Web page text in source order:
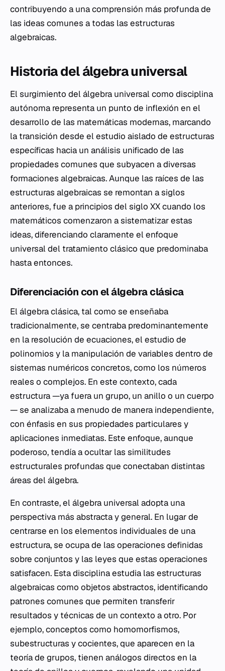
contribuyendo a una comprensión más profunda de
las ideas comunes a todas las estructuras
algebraicas.
Historia del álgebra universal
El surgimiento del álgebra universal como disciplina
autónoma representa un punto de inflexión en el
desarrollo de las matemáticas modernas, marcando
la transición desde el estudio aislado de estructuras
específicas hacia un análisis unificado de las
propiedades comunes que subyacen a diversas
formaciones algebraicas. Aunque las raíces de las
estructuras algebraicas se remontan a siglos
anteriores, fue a principios del siglo XX cuando los
matemáticos comenzaron a sistematizar estas
ideas, diferenciando claramente el enfoque
universal del tratamiento clásico que predominaba
hasta entonces.
Diferenciación con el álgebra clásica
El álgebra clásica, tal como se enseñaba
tradicionalmente, se centraba predominantemente
en la resolución de ecuaciones, el estudio de
polinomios y la manipulación de variables dentro de
sistemas numéricos concretos, como los números
reales o complejos. En este contexto, cada
estructura —ya fuera un grupo, un anillo o un cuerpo
— se analizaba a menudo de manera independiente,
con énfasis en sus propiedades particulares y
aplicaciones inmediatas. Este enfoque, aunque
poderoso, tendía a ocultar las similitudes
estructurales profundas que conectaban distintas
áreas del álgebra.
En contraste, el álgebra universal adopta una
perspectiva más abstracta y general. En lugar de
centrarse en los elementos individuales de una
estructura, se ocupa de las operaciones definidas
sobre conjuntos y las leyes que estas operaciones
satisfacen. Esta disciplina estudia las estructuras
algebraicas como objetos abstractos, identificando
patrones comunes que permiten transferir
resultados y técnicas de un contexto a otro. Por
ejemplo, conceptos como homomorfismos,
subestructuras y cocientes, que aparecen en la
teoría de grupos, tienen análogos directos en la